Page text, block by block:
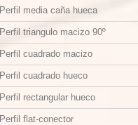
Perfil media caña hueca
Perfil triangulo macizo 90º
Perfil cuadrado macizo
Perfil cuadrado hueco
Perfil rectangular hueco
Perfil flat-conector